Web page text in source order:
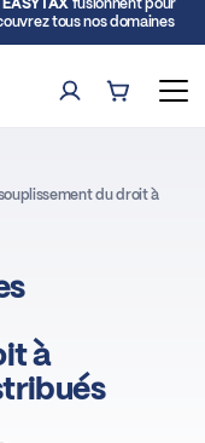
tous nos domaines
ComptePanier (0)
du droit à
à